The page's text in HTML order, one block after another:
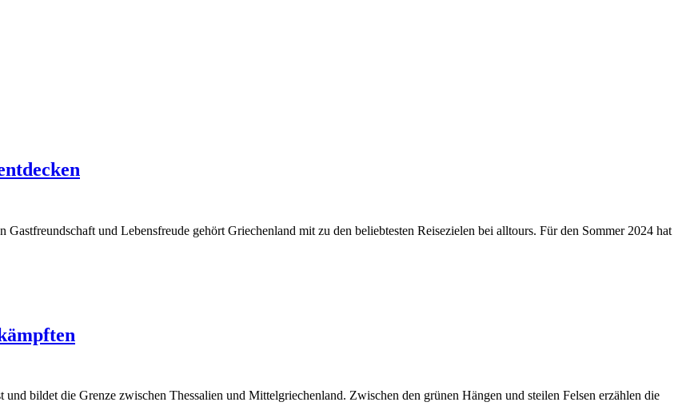
und Lebensfreude gehört Griechenland mit zu den beliebtesten Reisezielen bei alltours. Für den Sommer 2024 hat
bildet die Grenze zwischen Thessalien und Mittelgriechenland. Zwischen den grünen Hängen und steilen Felsen erzählen die